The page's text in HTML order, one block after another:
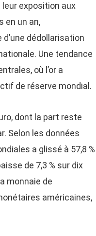
exposition aux
en un an,
dédollarisation
Une tendance
où l’or a
de réserve mondial.
dont la part reste
Selon les données
a glissé à 57,8 %
de 7,3 % sur dix
monnaie de
américaines,